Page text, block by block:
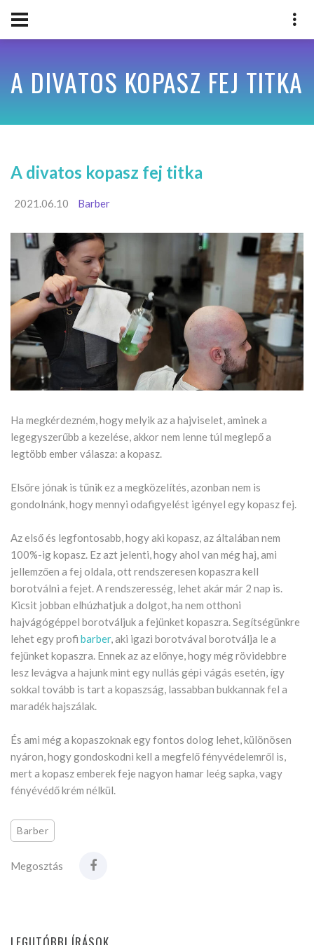
A DIVATOS KOPASZ FEJ TITKA
A divatos kopasz fej titka
2021.06.10 Barber
Ha megkérdezném, hogy melyik az a hajviselet, aminek a
legegyszerűbb a kezelése, akkor nem lenne túl meglepő a
legtöbb ember válasza: a kopasz.
Elsőre jónak is tűnik ez a megközelítés, azonban nem is
gondolnánk, hogy mennyi odafigyelést igényel egy kopasz fej.
Az első és legfontosabb, hogy aki kopasz, az általában nem
100%-ig kopasz. Ez azt jelenti, hogy ahol van még haj, ami
jellemzően a fej oldala, ott rendszeresen kopaszra kell
borotválni a fejet. A rendszeresség, lehet akár már 2 nap is.
Kicsit jobban elhúzhatjuk a dolgot, ha nem otthoni
hajvágógéppel borotváljuk a fejünket kopaszra. Segítségünkre
lehet egy profi barber, aki igazi borotvával borotválja le a
fejünket kopaszra. Ennek az az előnye, hogy még rövidebbre
lesz levágva a hajunk mint egy nullás gépi vágás esetén, így
sokkal tovább is tart a kopaszság, lassabban bukkannak fel a
maradék hajszálak.
És ami még a kopaszoknak egy fontos dolog lehet, különösen
nyáron, hogy gondoskodni kell a megfelő fényvédelemről is,
mert a kopasz emberek feje nagyon hamar leég sapka, vagy
fényévédő krém nélkül.
Barber
Megosztás